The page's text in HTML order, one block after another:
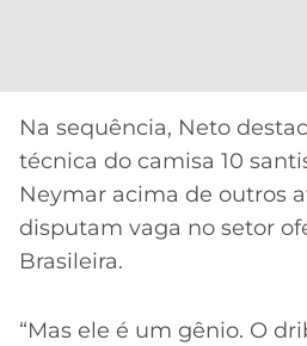
Na sequência, Neto
técnica do camisa 10
Neymar acima de outros
disputam vaga no setor
Brasileira.
“Mas ele é um gênio. O